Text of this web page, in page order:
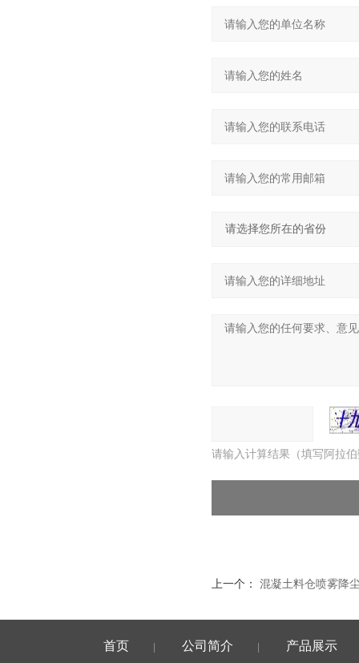
请输入计算结果（填写阿拉
上一个： 混凝土料仓喷雾降
首页 公司简介 产品展示